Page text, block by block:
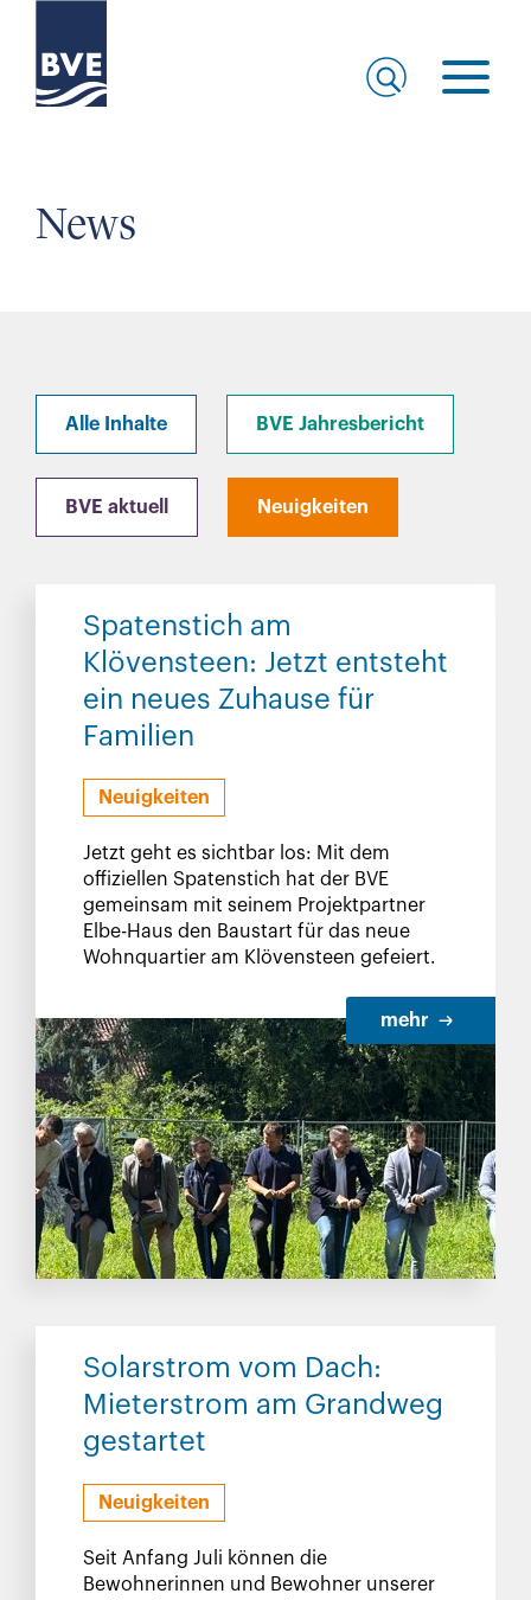
News
Alle Inhalte BVE Jahresbericht
BVE aktuell Neuigkeiten
Spatenstich am
Klövensteen: Jetzt entsteht
ein neues Zuhause für
Familien
Neuigkeiten
Jetzt geht es sichtbar los: Mit dem
offiziellen Spatenstich hat der BVE
gemeinsam mit seinem Projektpartner
Elbe-Haus den Baustart für das neue
Wohnquartier am Klövensteen gefeiert.
mehr
Solarstrom vom Dach:
Mieterstrom am Grandweg
gestartet
Neuigkeiten
Seit Anfang Juli können die
Bewohnerinnen und Bewohner unserer